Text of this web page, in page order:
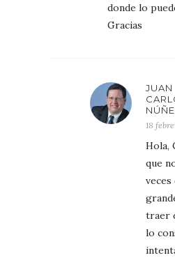
donde lo
Gracias
JUAN
18
Hola,
que
traer
lo